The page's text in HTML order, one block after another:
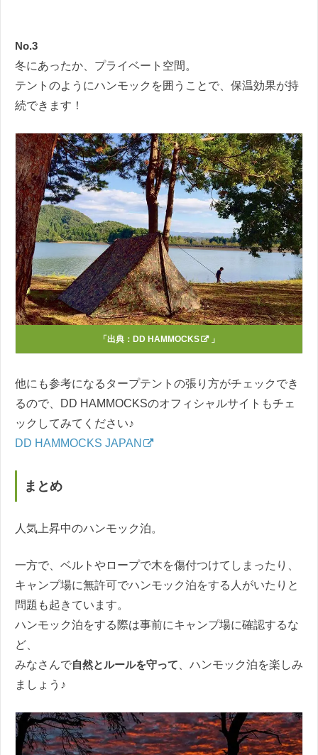
No.3
冬にあったか、プライベート空間。
テントのようにハンモックを囲うことで、保温効果が持
続できます！
「出典： DD HAMMOCKS 」
他にも参考になるタープテントの張り方がチェックでき
るので、DD HAMMOCKSのオフィシャルサイトもチェ
ックしてみてください♪
DD HAMMOCKS JAPAN
まとめ
人気上昇中のハンモック泊。
一方で、ベルトやロープで木を傷付つけてしまったり、
キャンプ場に無許可でハンモック泊をする人がいたりと
問題も起きています。
ハンモック泊をする際は事前にキャンプ場に確認するな
ど、
みなさんで自然とルールを守って、ハンモック泊を楽しみ
ましょう♪